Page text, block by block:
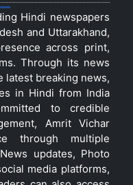
Hindi newspapers
and Uttarakhand,
across print,
Through its news
latest breaking news,
in Hindi from India
to credible
Amrit Vichar
through multiple
updates, Photo
media platforms,